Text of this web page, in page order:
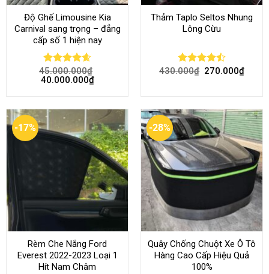
Độ Ghế Limousine Kia
Carnival sang trọng – đẳng
cấp số 1 hiện nay
Rated4.58
out of 5
45.000.000₫
40.000.000₫
Thảm Taplo Seltos Nhung
Lông Cừu
Rated
430.000₫ 270.000₫
-17%
Rèm Che Nắng Ford
Everest 2022-2023 Loại 1
Hít Nam Châm
-28%
Quây Chống Chuột Xe Ô Tô
Hàng Cao Cấp Hiệu Quả
100%